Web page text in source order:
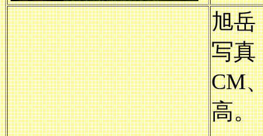
旭岳
写真
CM
高。